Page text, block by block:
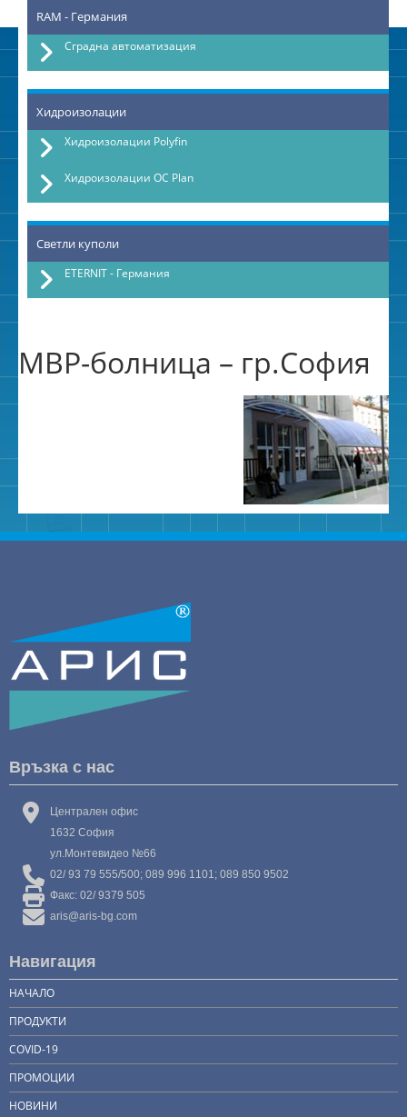
RAM - Германия
Сградна автоматизация
Хидроизолации
Хидроизолации Polyfin
Хидроизолации OC Plan
Светли куполи
ETERNIT - Германия
МВР-болница – гр.София
Връзка с нас
Централен офис
1632 София
ул.Монтевидео №66
02/ 93 79 555/500; 089 996 1101; 089 850 9502
Факс: 02/ 9379 505
aris@aris-bg.com
Навигация
НАЧАЛО
ПРОДУКТИ
COVID-19
ПРОМОЦИИ
НОВИНИ